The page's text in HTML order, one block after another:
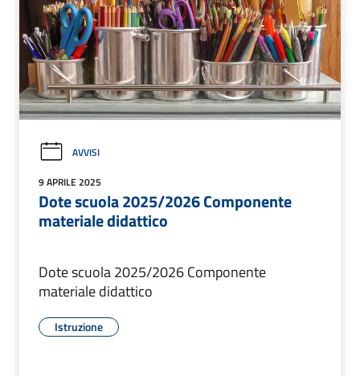
AVVISI
9 APRILE 2025
Dote scuola 2025/2026 Componente
materiale didattico
Dote scuola 2025/2026 Componente
materiale didattico
Istruzione